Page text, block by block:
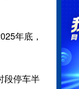
年底，
段停车半